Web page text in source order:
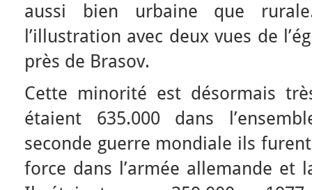
aussi bien urbaine que
l’illustration avec deux vues de
près de Brasov.
Cette minorité est désormais
étaient 635.000 dans
seconde guerre mondiale ils
force dans l’armée allemande